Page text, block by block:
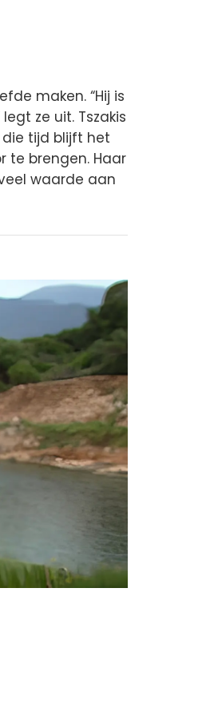
maken. “Hij is
ze uit. Tszakis
tijd blijft het
te brengen. Haar
waarde aan